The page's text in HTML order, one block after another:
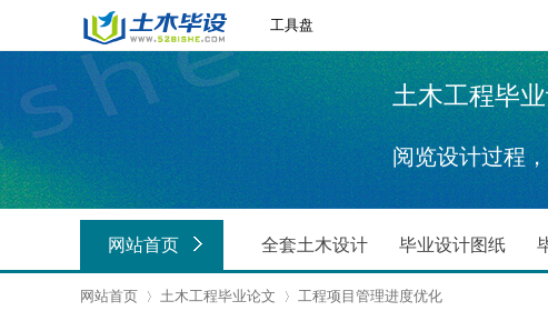
工具盘
土木工程毕
阅览设计过程
网站首页 全套土木设计 毕业设计图纸
网站首页 土木工程毕业论文 工程项目管理进度优化